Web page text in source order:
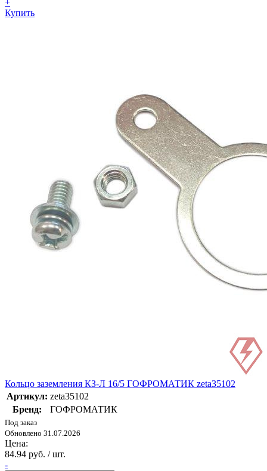
+
Купить
Кольцо заземления КЗ-Л 16/5 ГОФРОМАТИК zeta35102
Артикул: zeta35102
Бренд:
ГОФРОМАТИК
Под заказ
Обновлено 31.07.2026
Цена:
84.94 руб. / шт.
-